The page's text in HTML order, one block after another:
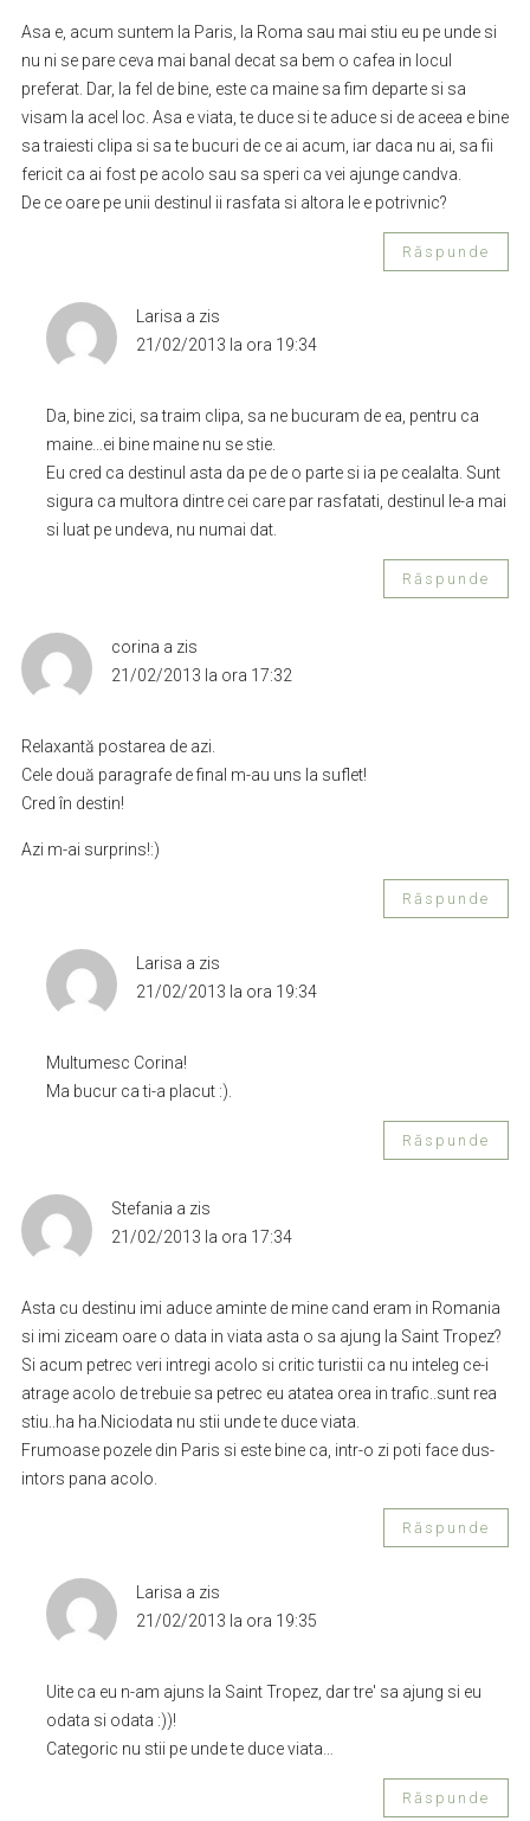
Asa e, acum suntem la Paris, la Roma sau mai stiu eu pe unde si
nu ni se pare ceva mai banal decat sa bem o cafea in locul
preferat. Dar, la fel de bine, este ca maine sa fim departe si sa
visam la acel loc. Asa e viata, te duce si te aduce si de aceea e bine
sa traiesti clipa si sa te bucuri de ce ai acum, iar daca nu ai, sa fii
fericit ca ai fost pe acolo sau sa speri ca vei ajunge candva.
De ce oare pe unii destinul ii rasfata si altora le e potrivnic?
Răspunde
Larisa a zis
21/02/2013 la ora 19:34
Da, bine zici, sa traim clipa, sa ne bucuram de ea, pentru ca
maine…ei bine maine nu se stie.
Eu cred ca destinul asta da pe de o parte si ia pe cealalta. Sunt
sigura ca multora dintre cei care par rasfatati, destinul le-a mai
si luat pe undeva, nu numai dat.
Răspunde
corina a zis
21/02/2013 la ora 17:32
Relaxantă postarea de azi.
Cele două paragrafe de final m-au uns la suflet!
Cred în destin!
Azi m-ai surprins!:)
Răspunde
Larisa a zis
21/02/2013 la ora 19:34
Multumesc Corina!
Ma bucur ca ti-a placut :).
Răspunde
Stefania a zis
21/02/2013 la ora 17:34
Asta cu destinu imi aduce aminte de mine cand eram in Romania
si imi ziceam oare o data in viata asta o sa ajung la Saint Tropez?
Si acum petrec veri intregi acolo si critic turistii ca nu inteleg ce-i
atrage acolo de trebuie sa petrec eu atatea orea in trafic..sunt rea
stiu..ha ha.Niciodata nu stii unde te duce viata.
Frumoase pozele din Paris si este bine ca, intr-o zi poti face dus-
intors pana acolo.
Răspunde
Larisa a zis
21/02/2013 la ora 19:35
Uite ca eu n-am ajuns la Saint Tropez, dar tre' sa ajung si eu
odata si odata :))!
Categoric nu stii pe unde te duce viata…
Răspunde